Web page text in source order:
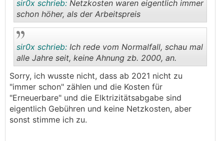
sir0x schrieb: Netzkosten waren eigentlich immer
schon höher, als der Arbeitspreis
..
sir0x schrieb: Ich rede vom Normalfall, schau mal
alle Jahre seit, keine Ahnung zb. 2000, an.
Sorry, ich wusste nicht, dass ab 2021 nicht zu
"immer schon" zählen und die Kosten für
"Erneuerbare" und die Elktrizitätsabgabe sind
eigentlich Gebühren und keine Netzkosten, aber
sonst stimme ich zu.